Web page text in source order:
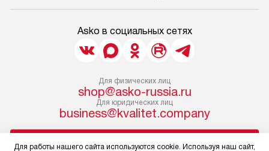
Asko в социальных сетях
Для физических лиц
shop@asko-russia.ru
Для юридических лиц
business@kvalitet.company
Для работы нашего сайта используются cookie. Используя наш сайт,